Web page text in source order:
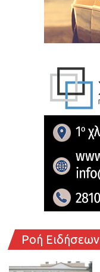
Ροή Ειδήσεων